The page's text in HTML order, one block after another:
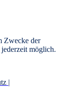
Zwecke der
möglich.
|